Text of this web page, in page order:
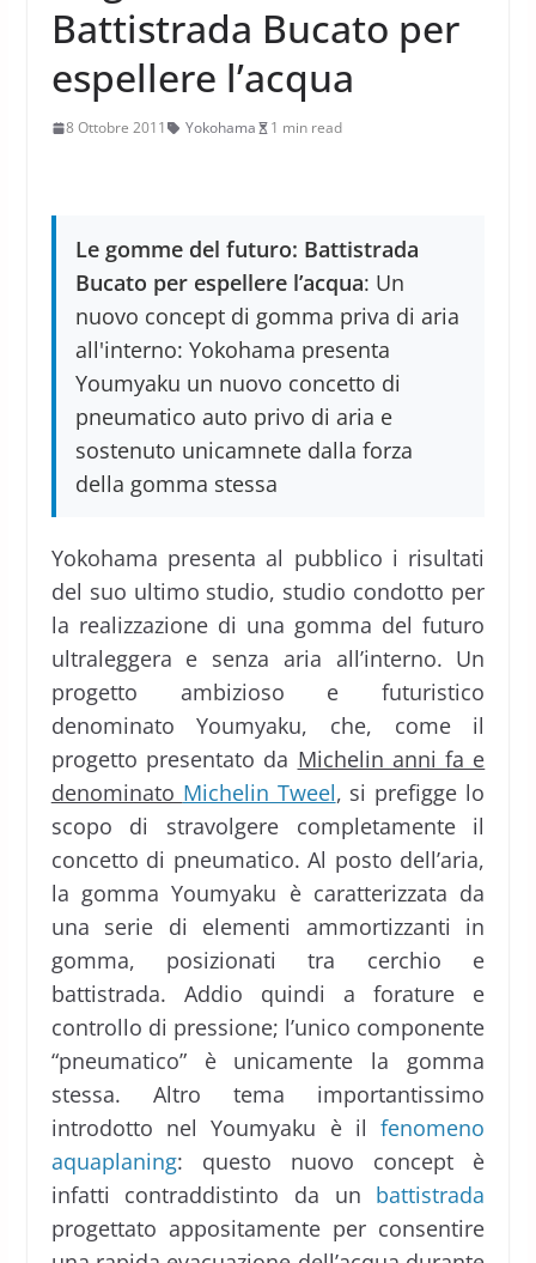
Battistrada Bucato per
espellere l’acqua
8 Ottobre 2011 Yokohama 1 min read
Le gomme del futuro: Battistrada
Bucato per espellere l’acqua: Un
nuovo concept di gomma priva di aria
all'interno: Yokohama presenta
Youmyaku un nuovo concetto di
pneumatico auto privo di aria e
sostenuto unicamnete dalla forza
della gomma stessa
Yokohama presenta al pubblico i risultati
del suo ultimo studio, studio condotto per
la realizzazione di una gomma del futuro
ultraleggera e senza aria all’interno. Un
progetto ambizioso e futuristico
denominato Youmyaku, che, come il
progetto presentato da Michelin anni fa e
denominato Michelin Tweel, si prefigge lo
scopo di stravolgere completamente il
concetto di pneumatico. Al posto dell’aria,
la gomma Youmyaku è caratterizzata da
una serie di elementi ammortizzanti in
gomma, posizionati tra cerchio e
battistrada. Addio quindi a forature e
controllo di pressione; l’unico componente
“pneumatico” è unicamente la gomma
stessa. Altro tema importantissimo
introdotto nel Youmyaku è ilfenomeno
aquaplaning: questo nuovo concept è
infatti contraddistinto da un battistrada
progettato appositamente per consentire